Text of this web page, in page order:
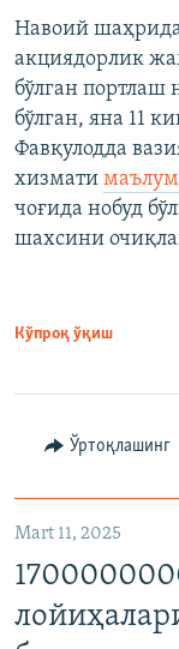
Навоий
акциядорлик
бўлган
бўлган, яна 11
Фавқулодда
хизмати
чоғида нобуд
шахсини
Кўпроқ ўқиш
Ўртоқлашинг
Mart 11, 2025